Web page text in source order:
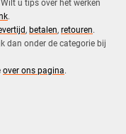
Wilt u tips over het werken
.
, betalen, retouren.​
dan onder de categorie bij
over ons pagina.